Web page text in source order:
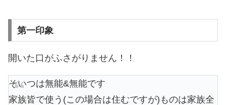
第一印象
開いた口がふさがりません！！
そいつは無能&無能です
家族皆で使う(この場合は住むですが)ものは家族全